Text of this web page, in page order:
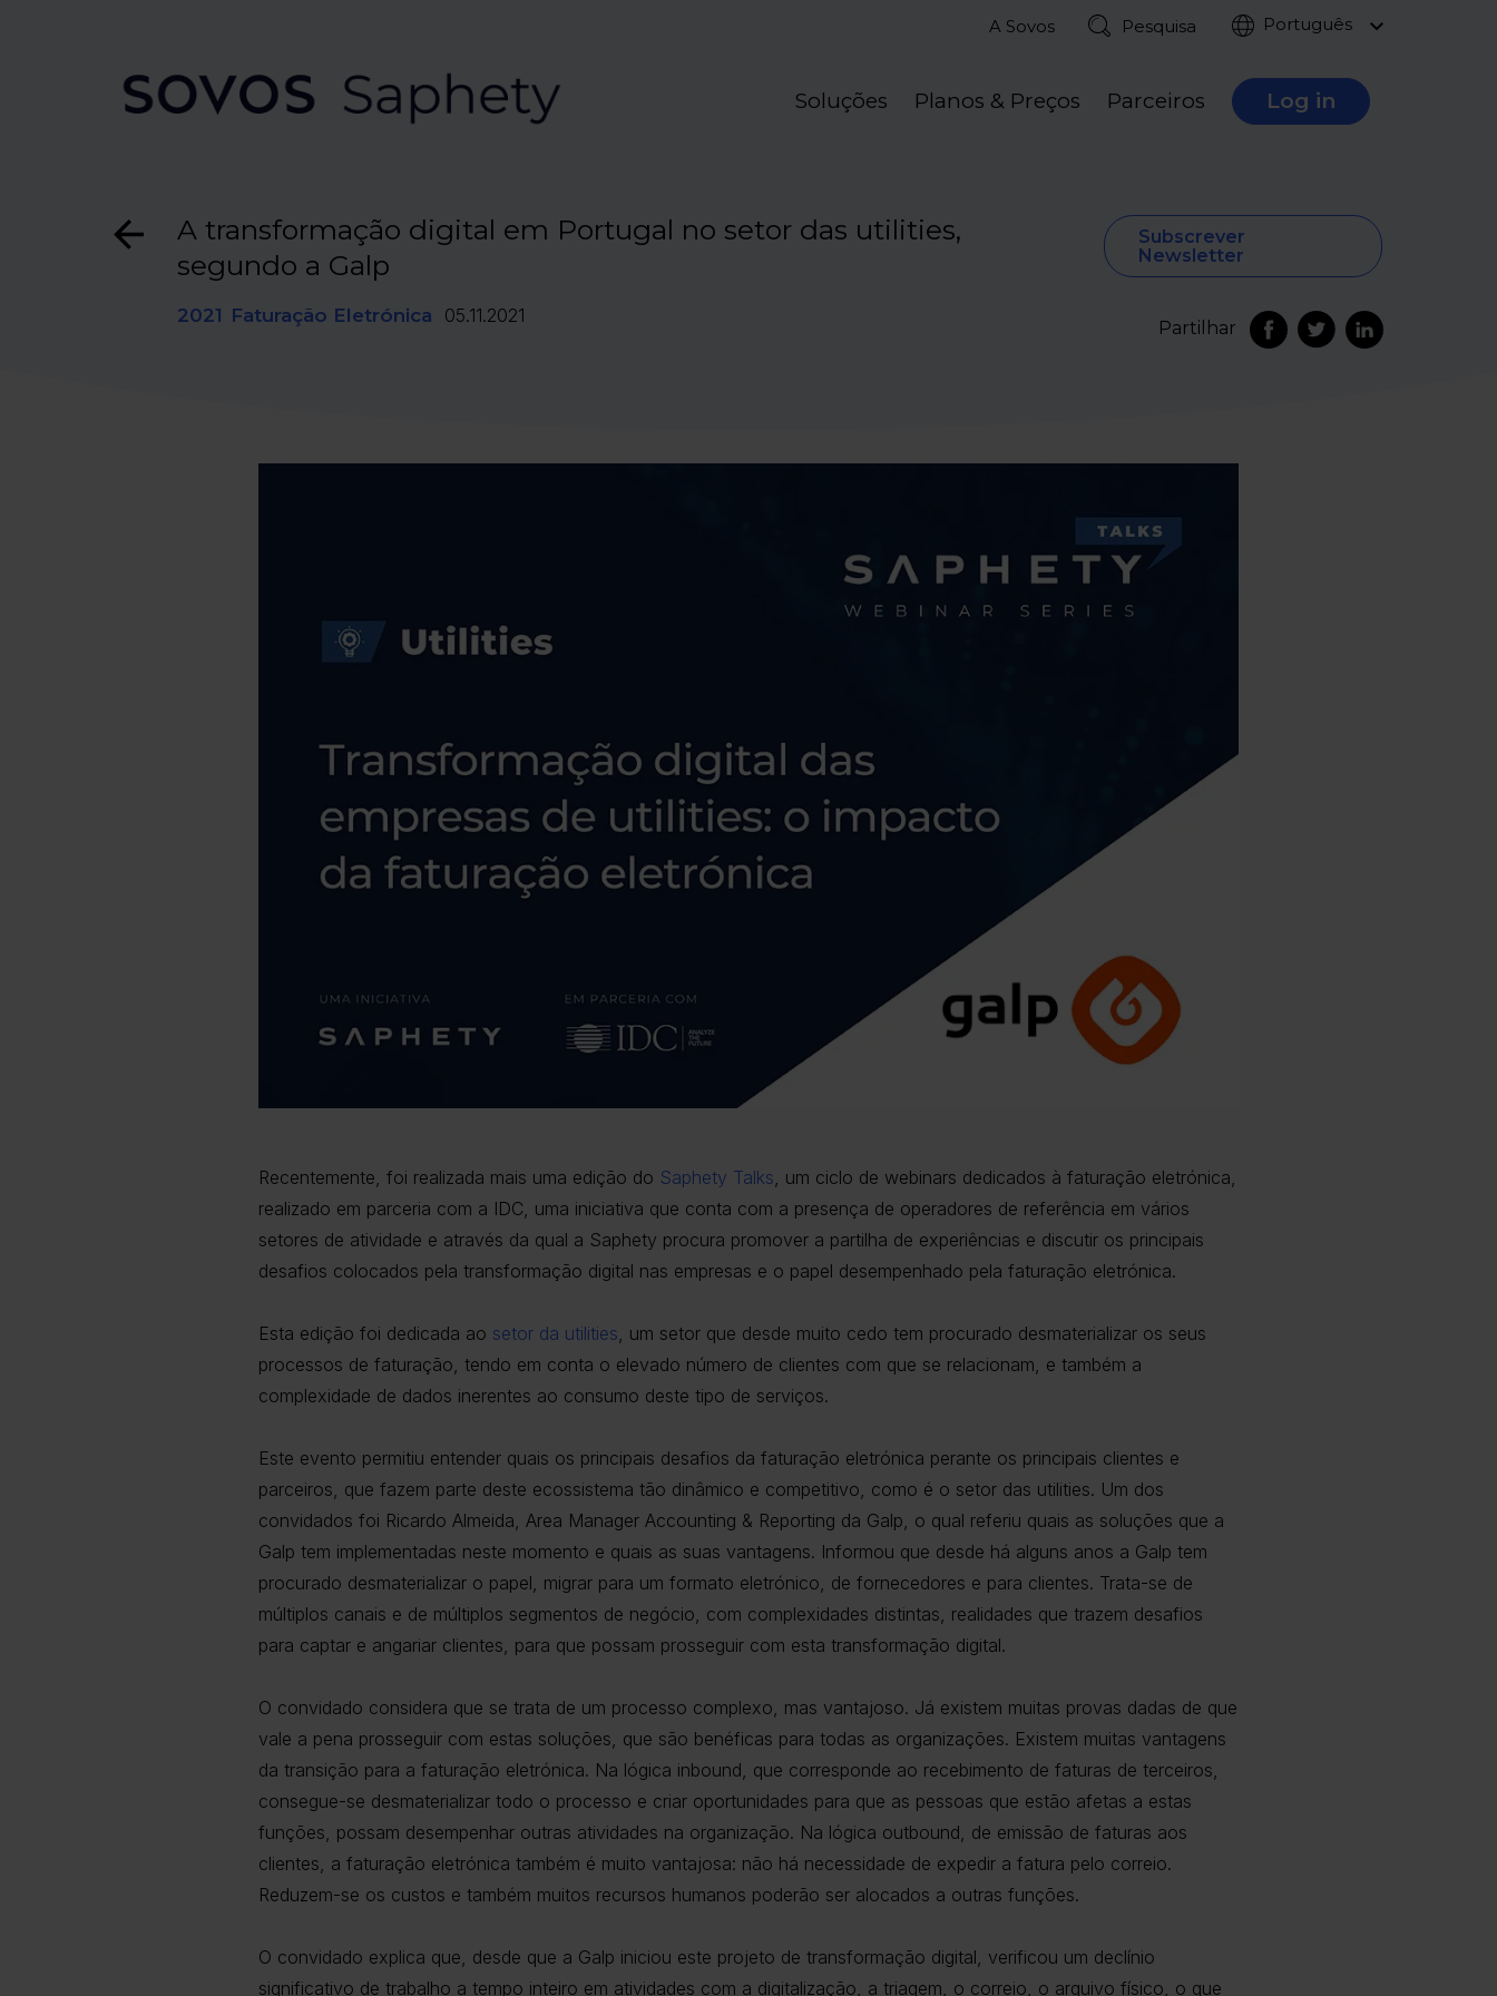
Português
Pesquisa
A Sovos
Soluções Planos & Preços Parceiros Log in
A transformação digital em Portugal no setor das utilities,
segundo a Galp
2021 Faturação Eletrónica 05.11.2021
Subscrever
Newsletter
Partilhar
Recentemente, foi realizada mais uma edição do Saphety Talks , um ciclo de webinars dedicados à faturação eletrónica,
realizado em parceria com a IDC, uma iniciativa que conta com a presença de operadores de referência em vários
setores de atividade e através da qual a Saphety procura promover a partilha de experiências e discutir os principais
desafios colocados pela transformação digital nas empresas e o papel desempenhado pela faturação eletrónica.
Esta edição foi dedicada ao setor da utilities , um setor que desde muito cedo tem procurado desmaterializar os seus
processos de faturação, tendo em conta o elevado número de clientes com que se relacionam, e também a
complexidade de dados inerentes ao consumo deste tipo de serviços.
Este evento permitiu entender quais os principais desafios da faturação eletrónica perante os principais clientes e
parceiros, que fazem parte deste ecossistema tão dinâmico e competitivo, como é o setor das utilities. Um dos
convidados foi Ricardo Almeida, Area Manager Accounting & Reporting da Galp, o qual referiu quais as soluções que a
Galp tem implementadas neste momento e quais as suas vantagens. Informou que desde há alguns anos a Galp tem
procurado desmaterializar o papel, migrar para um formato eletrónico, de fornecedores e para clientes. Trata-se de
múltiplos canais e de múltiplos segmentos de negócio, com complexidades distintas, realidades que trazem desafios
para captar e angariar clientes, para que possam prosseguir com esta transformação digital.
O convidado considera que se trata de um processo complexo, mas vantajoso. Já existem muitas provas dadas de que
vale a pena prosseguir com estas soluções, que são benéficas para todas as organizações. Existem muitas vantagens
da transição para a faturação eletrónica. Na lógica inbound, que corresponde ao recebimento de faturas de terceiros,
consegue-se desmaterializar todo o processo e criar oportunidades para que as pessoas que estão afetas a estas
funções, possam desempenhar outras atividades na organização. Na lógica outbound, de emissão de faturas aos
clientes, a faturação eletrónica também é muito vantajosa: não há necessidade de expedir a fatura pelo correio.
Reduzem-se os custos e também muitos recursos humanos poderão ser alocados a outras funções.
O convidado explica que, desde que a Galp iniciou este projeto de transformação digital, verificou um declínio
significativo de trabalho a tempo inteiro em atividades com a digitalização, a triagem, o correio, o arquivo físico, o que